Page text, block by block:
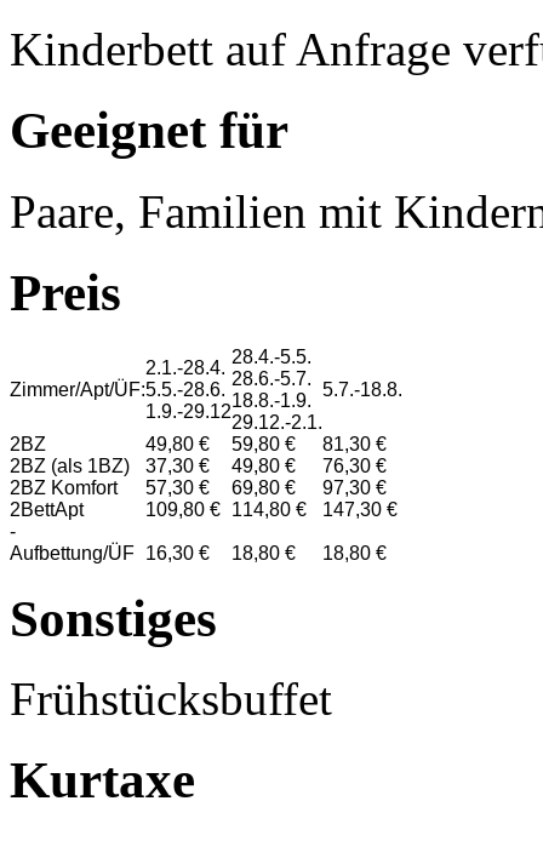
Kinderbett auf Anfrage
Geeignet für
Paare, Familien mit
Preis
Zimmer/Apt/ÜF:
2.1.-28.4.
5.5.-28.6.
1.9.-29.12
28.4.-5.5.
28.6.-5.7.
18.8.-1.9.
29.12.-2.1.
5.7.-18.8.
2BZ 49,80 € 59,80 €
81,30 €
2BZ (als 1BZ)
37,30 € 49,80 €
76,30 €
2BZ Komfort
57,30 € 69,80 €
97,30 €
2BettApt
109,80 € 114,80 €
147,30 €
-
Aufbettung/ÜF 16,30 € 18,80 € 18,80 €
Sonstiges
Frühstücksbuffet
Kurtaxe